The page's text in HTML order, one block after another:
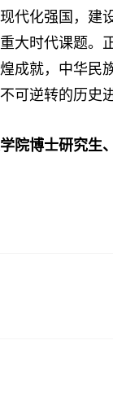
代化强国，建
大时代课题。
成就，中华民
可逆转的历史进
院博士研究生